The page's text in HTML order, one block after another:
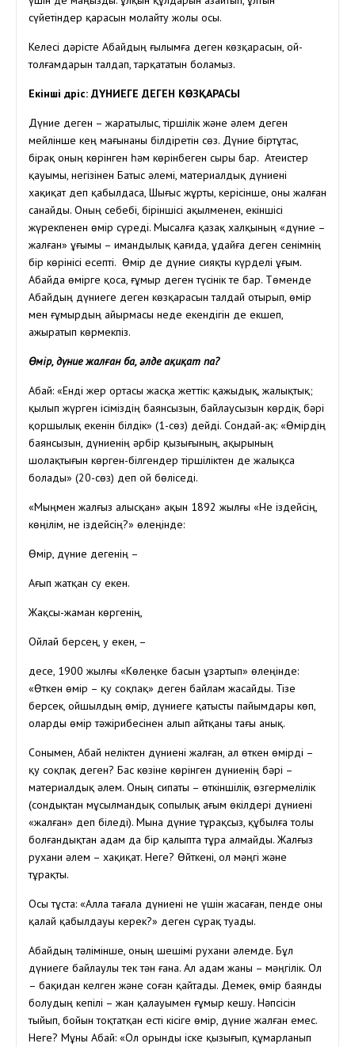
сүйетіндер қарасын молайту жолы осы.
Келесі дәрісте Абайдың ғылымға деген көзқарасын, ой-
толғамдарын талдап, тарқататын боламыз.
Екінші дәріс: ДҮНИЕГЕ ДЕГЕН КӨЗҚАРАСЫ
Дүние деген – жаратылыс, тіршілік және әлем деген
мейлінше кең мағынаны білдіретін сөз. Дүние біртұтас,
бірақ оның көрінген һәм көрінбеген сыры бар. Атеистер
қауымы, негізінен Батыс әлемі, материалдық дүниені
хақиқат деп қабылдаса, Шығыс жұрты, керісінше, оны жалған
санайды. Оның себебі, біріншісі ақылменен, екіншісі
жүрекпенен өмір сүреді. Мысалға қазақ халқының «дүние –
жалған» ұғымы – имандылық қағида, Құдайға деген сенімнің
бір көрінісі есепті. Өмір де дүние сияқты күрделі ұғым.
Абайда өмірге қоса, ғұмыр деген түсінік те бар. Төменде
Абайдың дүниеге деген көзқарасын талдай отырып, өмір
мен ғұмырдың айырмасы неде екендігін де екшеп,
ажыратып көрмекпіз.
Өмір, дүние жалған ба, әлде ақиқат па?
Абай: «Енді жер ортасы жасқа жеттік: қажыдық, жалықтық;
қылып жүрген ісіміздің баянсызын, байлаусызын көрдік, бәрі
қоршылық екенін білдік» (1-сөз) дейді. Сондай-ақ: «Өмірдің
баянсызын, дүниенің әрбір қызығының, ақырының
шолақтығын көрген-білгендер тіршіліктен де жалықса
болады» (20-сөз) деп ой бөліседі.
«Мыңмен жалғыз алысқан» ақын 1892 жылғы «Не іздейсің,
көңілім, не іздейсің?» өлеңінде:
Өмір, дүние дегенің –
Ағып жатқан су екен.
Жақсы-жаман көргенің,
Ойлай берсең, у екен, –
десе, 1900 жылғы «Көлеңке басын ұзартып» өлеңінде:
«Өткен өмір – қу соқпақ» деген байлам жасайды. Тізе
берсек, ойшылдың өмір, дүниеге қатысты пайымдары көп,
оларды өмір тәжірибесінен алып айтқаны тағы анық.
Сонымен, Абай неліктен дүниені жалған, ал өткен өмірді –
қу соқпақ деген? Бас көзіне көрінген дүниенің бәрі –
материалдық әлем. Оның сипаты – өткіншілік, өзгермелілік
(сондықтан мұсылмандық сопылық ағым өкілдері дүниені
«жалған» деп біледі). Мына дүние тұрақсыз, құбылға толы
болғандықтан адам да бір қалыпта тұра алмайды. Жалғыз
рухани әлем – хақиқат. Неге? Өйткені, ол мәңгі және
тұрақты.
Осы тұста: «Алла тағала дүниені не үшін жасаған, пенде оны
қалай қабылдауы керек?» деген сұрақ туады.
Абайдың тәлімінше, оның шешімі рухани әлемде. Бұл
дүниеге байлаулы тек тән ғана. Ал адам жаны – мәңгілік. Ол
– бақидан келген және соған қайтады. Демек, өмір баянды
болудың кепілі – жан қалауымен ғұмыр кешу. Нәпсісін
тыйып, бойын тоқтатқан есті кісіге өмір, дүние жалған емес.
Неге? Мұны Абай: «Ол орынды іске қызығып, құмарланып